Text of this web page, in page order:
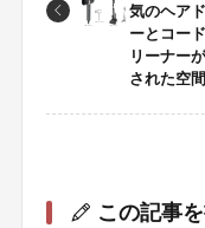
気のヘア
ーとコー
リーナー
された空
この記事